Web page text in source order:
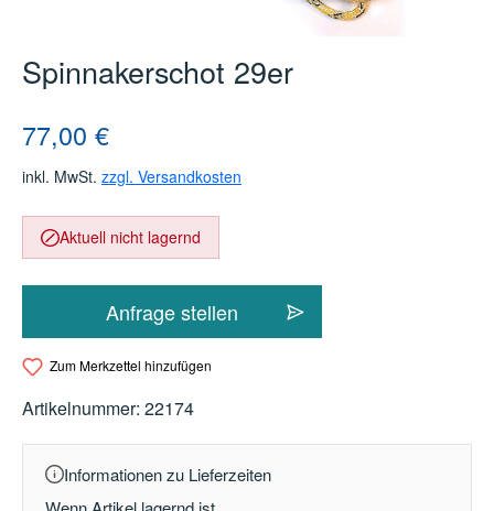
Spinnakerschot 29er
Regulärer Preis:
77,00 €
inkl. MwSt. zzgl. Versandkosten
Aktuell nicht lagernd
Anfrage stellen
Zum Merkzettel hinzufügen
Artikelnummer: 22174
Informationen zu Lieferzeiten